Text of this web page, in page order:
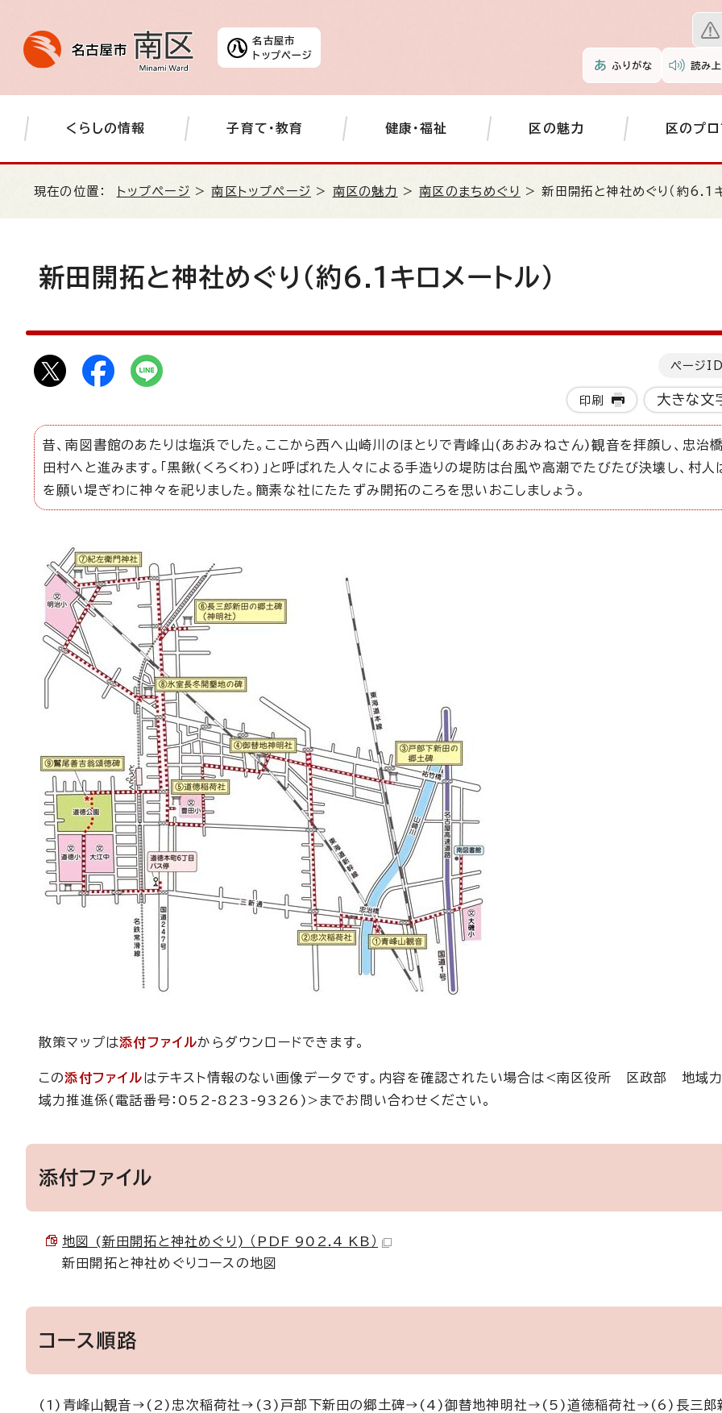
名古屋市
トップページ
ふりがな
読み
くらしの情報 子育て・教育 健康・福祉 区の魅力 区のプ
現在の位置： トップページ >南区トップページ > 南区の魅力 >南区のまちめぐり > 新田開拓と神社めぐり（約6.1
新田開拓と神社めぐり（約6.1キロメートル）
ページ
印刷 大きな文
昔、南図書館のあたりは塩浜でした。ここから西へ山崎川のほとりで青峰山(あおみねさん)観音を拝顔し、忠治
田村へと進みます。「黒鍬(くろくわ)」と呼ばれた人々による手造りの堤防は台風や高潮でたびたび決壊し、村
を願い堤ぎわに神々を祀りました。簡素な社にたたずみ開拓のころを思いおこしましょう。
散策マップは添付ファイルからダウンロードできます。
この添付ファイルはテキスト情報のない画像データです。内容を確認されたい場合は<南区役所 区政部 地域
域力推進係(電話番号：052-823-9326)>までお問い合わせください。
添付ファイル
地図 (新田開拓と神社めぐり) （PDF 902.4 KB）
新田開拓と神社めぐりコースの地図
コース順路
(1)青峰山観音→(2)忠次稲荷社→(3)戸部下新田の郷土碑→(4)御替地神明社→(5)道徳稲荷社→(6)長三郎